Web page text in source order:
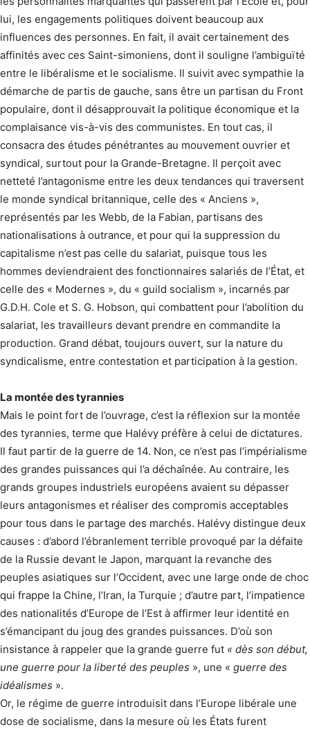
lui, les engagements politiques doivent beaucoup aux
influences des personnes. En fait, il avait certainement des
affinités avec ces Saint-simoniens, dont il souligne l’ambiguïté
entre le libéralisme et le socialisme. Il suivit avec sympathie la
démarche de partis de gauche, sans être un partisan du Front
populaire, dont il désapprouvait la politique économique et la
complaisance vis-à-vis des communistes. En tout cas, il
consacra des études pénétrantes au mouvement ouvrier et
syndical, surtout pour la Grande-Bretagne. Il perçoit avec
netteté l’antagonisme entre les deux tendances qui traversent
le monde syndical britannique, celle des « Anciens »,
représentés par les Webb, de la Fabian, partisans des
nationalisations à outrance, et pour qui la suppression du
capitalisme n’est pas celle du salariat, puisque tous les
hommes deviendraient des fonctionnaires salariés de l’État, et
celle des « Modernes », du « guild socialism », incarnés par
G.D.H. Cole et S. G. Hobson, qui combattent pour l’abolition du
salariat, les travailleurs devant prendre en commandite la
production. Grand débat, toujours ouvert, sur la nature du
syndicalisme, entre contestation et participation à la gestion.
La montée des tyrannies
Mais le point fort de l’ouvrage, c’est la réflexion sur la montée
des tyrannies, terme que Halévy préfère à celui de dictatures.
Il faut partir de la guerre de 14. Non, ce n’est pas l’impérialisme
des grandes puissan­ces qui l’a déchaînée. Au contraire, les
grands groupes industriels européens avaient su dépasser
leurs antagonismes et réaliser des compromis acceptables
pour tous dans le partage des marchés. Halévy distingue deux
causes : d’abord l’ébranlement terrible provoqué par la défaite
de la Russie devant le Japon, marquant la revanche des
peuples asiatiques sur l’Occident, avec une large onde de choc
qui frappe la Chine, l’Iran, la Turquie ; d’autre part, l’impatience
des nationalités d’Europe de l’Est à affirmer leur identité en
s’émanci­pant du joug des grandes puissances. D’où son
insistance à rappeler que la grande guerre fut « dès son début,
une guerre pour la liberté des peuples », une « guerre des
idéalismes ».
Or, le régime de guerre introduisit dans l’Europe libérale une
dose de socialisme, dans la mesure où les États furent